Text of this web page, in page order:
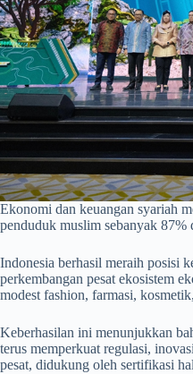
Ekonomi dan keuangan syariah
penduduk muslim sebanyak 87%
Indonesia berhasil meraih posisi
perkembangan pesat ekosistem
modest fashion, farmasi,
Keberhasilan ini menunjukkan
terus memperkuat regulasi,
pesat, didukung oleh sertifikasi